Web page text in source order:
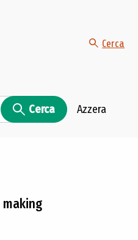
Cerca
Cerca Azzera